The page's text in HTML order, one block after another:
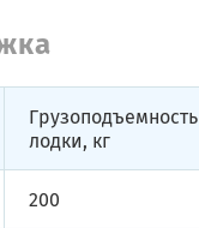
Грузоподъемность
лодки, кг
200